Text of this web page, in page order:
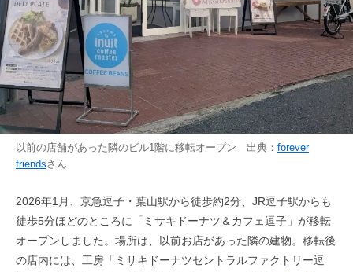
以前の店舗があった隣のビル1階に移転オープン 出典： forever
friendsさん
2026年1月、京急逗子・葉山駅から徒歩約2分、JR逗子駅からも
徒歩5分ほどのところに「ミサキドーナツ＆カフェ逗子」が移転
オープンしました。場所は、以前お店があった隣の建物。移転後
の店内には、工房「ミサキドーナツセントラルファクトリー逗